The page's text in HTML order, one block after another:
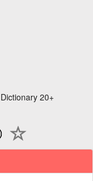
20+